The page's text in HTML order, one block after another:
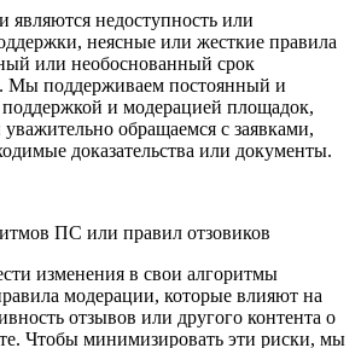
недоступность или
неясные или жесткие правила
или необоснованный срок
Мы поддерживаем постоянный и
и модерацией площадок,
обращаемся с заявками,
доказательства или документы.
ПС или правил отзовиков
изменения в свои алгоритмы
модерации, которые влияют на
отзывов или другого контента о
Чтобы минимизировать эти риски, мы